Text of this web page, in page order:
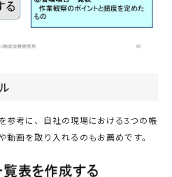
参考に、自社の現場における3つの帳
動画を取り入れるのもお薦めです。